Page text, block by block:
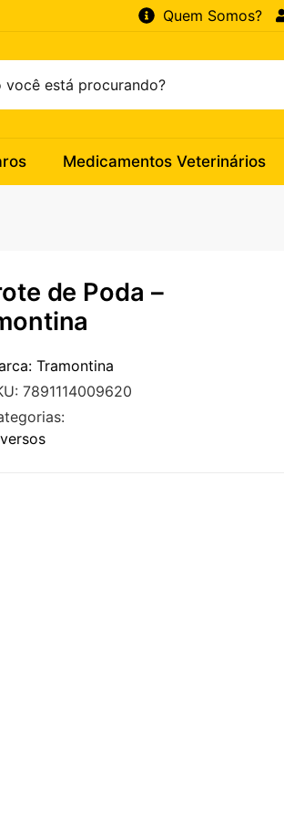
Quem Somos?
Medicamentos Veterinários
de Poda –
Tramontina
7891114009620